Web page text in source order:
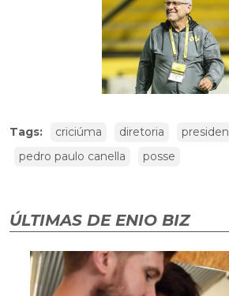
Tags: criciúma diretoria
pedro paulo canella
posse
ÚLTIMAS DE ENIO BIZ